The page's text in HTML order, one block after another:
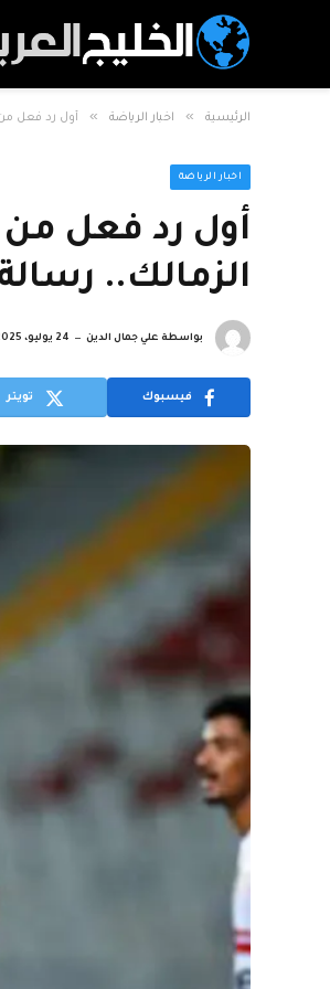
الرئيسية » اخبار الرياضة » أول رد فعل
اخبار الرياضة
أول رد فعل
الزمالك..
بواسطة علي جمال الدين 24 يوليو، 2025
فيسبوك تويتر